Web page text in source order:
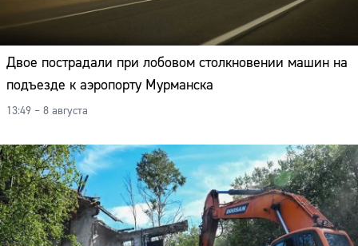
Двое пострадали при лобовом столкновении машин на
подъезде к аэропорту Мурманска
13:49 – 8 августа